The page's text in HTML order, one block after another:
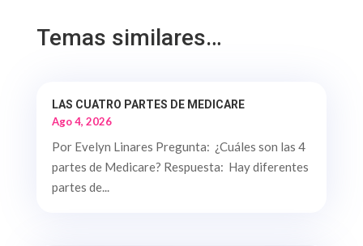
Temas similares…
LAS CUATRO PARTES DE MEDICARE
Ago 4, 2026
Por Evelyn Linares Pregunta: ¿Cuáles son las 4
partes de Medicare? Respuesta: Hay diferentes
partes de...